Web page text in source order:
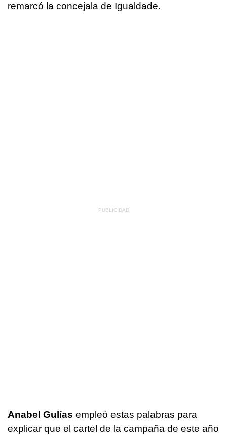
remarcó la concejala de Igualdade.
Anabel Gulías empleó estas palabras para
explicar que el cartel de la campaña de este año